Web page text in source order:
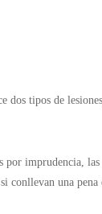
dos tipos de
por imprudencia,
conllevan una